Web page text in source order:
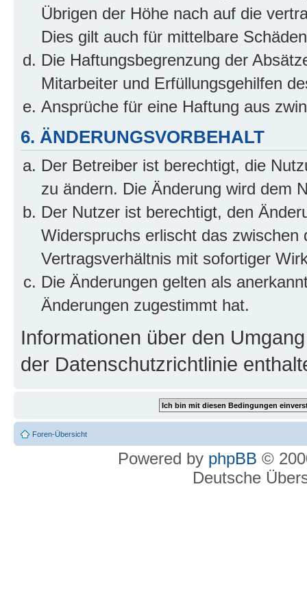
Übrigen der Höhe nach auf die
Dies gilt auch für mittelbare
Die Haftungsbegrenzung der
Mitarbeiter und Erfüllungsgehilfen
Ansprüche für eine Haftung aus
6. ÄNDERUNGSVORBEHALT
Der Betreiber ist berechtigt, die
zu ändern. Die Änderung wird dem
Der Nutzer ist berechtigt, den
Widerspruchs erlischt das
Vertragsverhältnis mit sofortiger
Die Änderungen gelten als
Änderungen zugestimmt hat.
Informationen über den
der Datenschutzrichtlinie
Foren-Übersicht
Powered by phpBB ©
Deutsche